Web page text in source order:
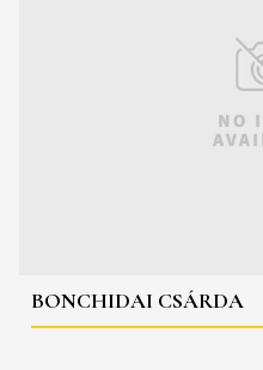
BONCHIDAI CSÁRDA